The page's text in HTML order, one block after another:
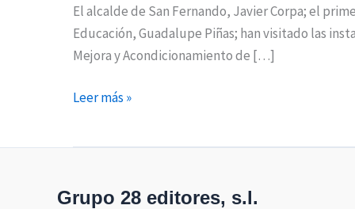
El alcalde de San Fernando, Javier Corpa; el
Educación, Guadalupe Piñas; han visitado las
Mejora y Acondicionamiento de […]
Leer más »
Grupo 28 editores, s.l.